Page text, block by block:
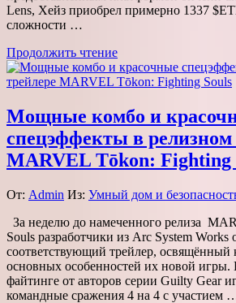
Lens, Хейз приобрел примерно 1337
сложности …
Продолжить чтение
Мощные комбо и
спецэффекты в релизном
MARVEL Tōkon: Fighting
От: Admin Из: Умный дом и
За неделю до намеченного релиза
Souls разработчики из Arc System Works
соответствующий трейлер, освящённый
основных особенностей их новой
файтинге от авторов серии Guilty Gear
командные сражения 4 на 4 с участием